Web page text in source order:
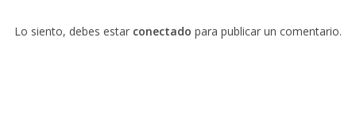
Lo siento, debes estar conectado para publicar un comentario.